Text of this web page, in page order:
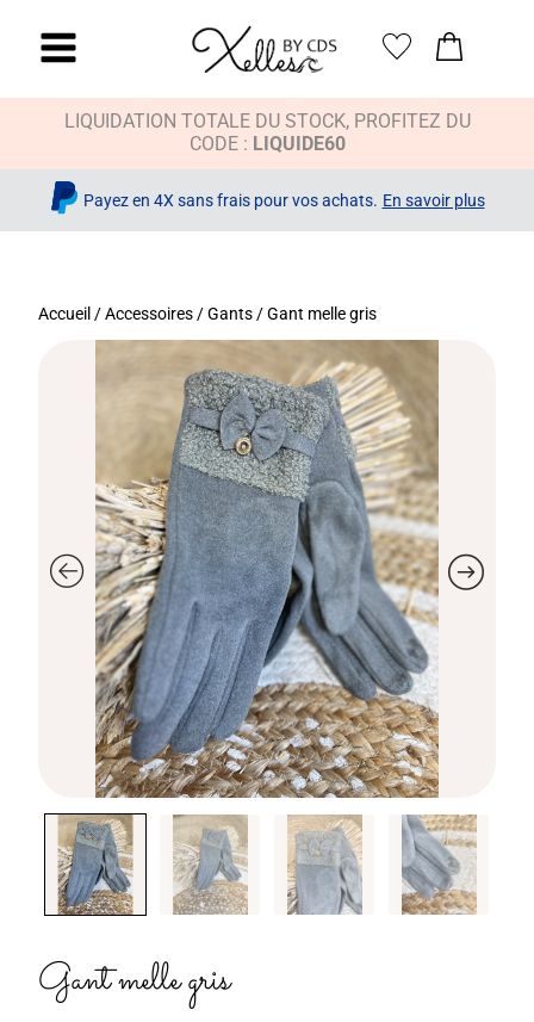
LIQUIDATION TOTALE DU STOCK, PROFITEZ DU
CODE : LIQUIDE60
Payez en 4X sans frais pour vos achats. En savoir plus
Accueil /Accessoires /Gants / Gant melle gris
Gant melle gris